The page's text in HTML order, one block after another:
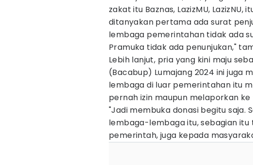
zakat itu Baznas, LazizMU, LazizNU,
ditanyakan pertama ada surat
lembaga pemerintahan tidak ada
Pramuka tidak ada penunjukan,"
Lebih lanjut, pria yang kini maju
(Bacabup) Lumajang 2024 ini juga
lembaga di luar pemerintahan itu
pernah izin maupun melaporkan ke
"Jadi membuka donasi begitu saja.
lembaga-lembaga itu, sebagian
pemerintah, juga kepada